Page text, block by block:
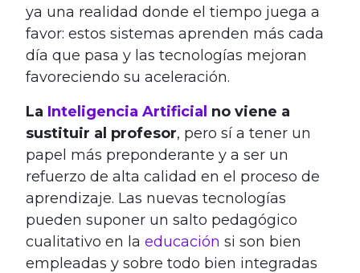
ya una realidad donde el tiempo juega a
favor: estos sistemas aprenden más cada
día que pasa y las tecnologías mejoran
favoreciendo su aceleración.
La Inteligencia Artificial no viene a
sustituir al profesor, pero sí a tener un
papel más preponderante y a ser un
refuerzo de alta calidad en el proceso de
aprendizaje. Las nuevas tecnologías
pueden suponer un salto pedagógico
cualitativo en la educación si son bien
empleadas y sobre todo bien integradas